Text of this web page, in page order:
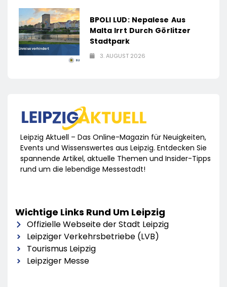
BPOLI LUD: Nepalese Aus
Malta Irrt Durch Görlitzer
Stadtpark
3. AUGUST 2026
Leipzig Aktuell – Das Online-Magazin für Neuigkeiten,
Events und Wissenswertes aus Leipzig. Entdecken Sie
spannende Artikel, aktuelle Themen und Insider-Tipps
rund um die lebendige Messestadt!
Wichtige Links Rund Um Leipzig
Offizielle Webseite der Stadt Leipzig
Leipziger Verkehrsbetriebe (LVB)
Tourismus Leipzig
Leipziger Messe